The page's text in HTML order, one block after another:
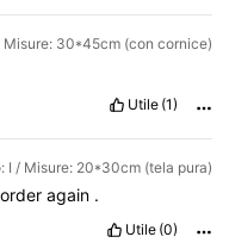
Misure: 30*45cm (con cornice)
Utile (1)
I / Misure: 20*30cm (tela pura)
orderagain .
Utile (0)